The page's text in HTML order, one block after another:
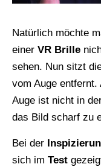
Natürlich möchte
einer VR Brille
sehen. Nun sitzt
vom Auge
Auge ist nicht in
das Bild scharf zu
Bei der
sich im Test